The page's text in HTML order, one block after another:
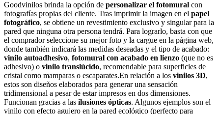
Goodvinilos brinda la opción de personalizar el fotomural con
fotografías propias del cliente. Tras imprimir la imagen en el papel
fotográfico, se obtiene un revestimiento exclusivo y singular para la
pared que ninguna otra persona tendrá. Para lograrlo, basta con que
el comprador seleccione su mejor foto y la cargue en la página web,
donde también indicará las medidas deseadas y el tipo de acabado:
vinilo autoadhesivo, fotomural con acabado en lienzo (que no es
adhesivo) o vinilo translúcido, recomendable para superficies de
cristal como mamparas o escaparates.En relación a los vinilos 3D,
estos son diseños elaborados para generar una sensación
tridimensional a pesar de estar impresos en dos dimensiones.
Funcionan gracias a las ilusiones ópticas. Algunos ejemplos son el
vinilo con efecto agujero en la pared ecológico (perfecto para